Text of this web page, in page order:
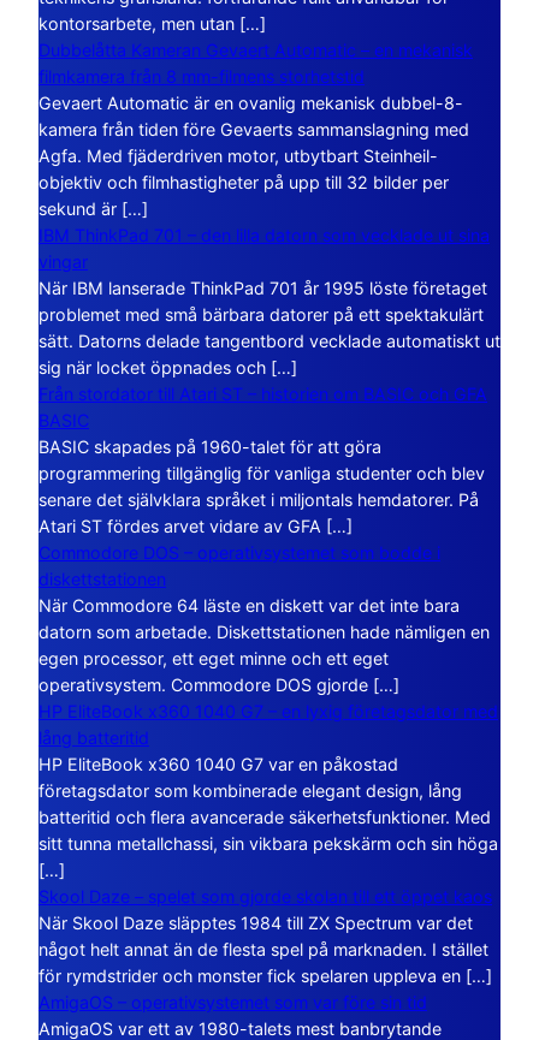
kontorsarbete, men utan […]
Dubbelåtta Kameran Gevaert Automatic – en mekanisk
filmkamera från 8 mm-filmens storhetstid
Gevaert Automatic är en ovanlig mekanisk dubbel-8-
kamera från tiden före Gevaerts sammanslagning med
Agfa. Med fjäderdriven motor, utbytbart Steinheil-
objektiv och filmhastigheter på upp till 32 bilder per
sekund är […]
IBM ThinkPad 701 – den lilla datorn som vecklade ut sina
vingar
När IBM lanserade ThinkPad 701 år 1995 löste företaget
problemet med små bärbara datorer på ett spektakulärt
sätt. Datorns delade tangentbord vecklade automatiskt ut
sig när locket öppnades och […]
Från stordator till Atari ST – historien om BASIC och GFA
BASIC
BASIC skapades på 1960-talet för att göra
programmering tillgänglig för vanliga studenter och blev
senare det självklara språket i miljontals hemdatorer. På
Atari ST fördes arvet vidare av GFA […]
Commodore DOS – operativsystemet som bodde i
diskettstationen
När Commodore 64 läste en diskett var det inte bara
datorn som arbetade. Diskettstationen hade nämligen en
egen processor, ett eget minne och ett eget
operativsystem. Commodore DOS gjorde […]
HP EliteBook x360 1040 G7 – en lyxig företagsdator med
lång batteritid
HP EliteBook x360 1040 G7 var en påkostad
företagsdator som kombinerade elegant design, lång
batteritid och flera avancerade säkerhetsfunktioner. Med
sitt tunna metallchassi, sin vikbara pekskärm och sin höga
[…]
Skool Daze – spelet som gjorde skolan till ett öppet kaos
När Skool Daze släpptes 1984 till ZX Spectrum var det
något helt annat än de flesta spel på marknaden. I stället
för rymdstrider och monster fick spelaren uppleva en […]
AmigaOS – operativsystemet som var före sin tid
AmigaOS var ett av 1980-talets mest banbrytande